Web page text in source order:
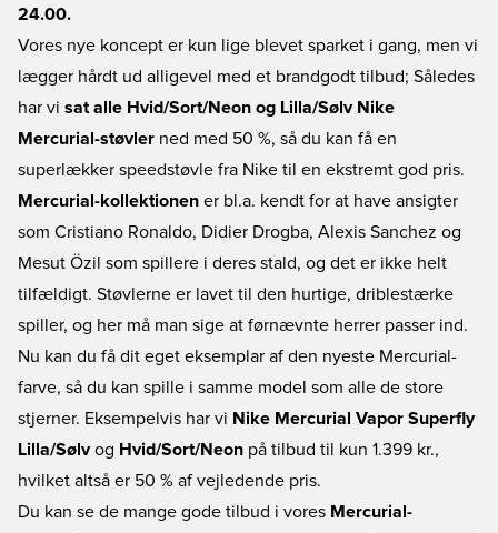
24.00.
Vores nye koncept er kun lige blevet sparket i gang, men vi
lægger hårdt ud alligevel med et brandgodt tilbud; Således
har vi sat alle Hvid/Sort/Neon og Lilla/Sølv Nike
Mercurial-støvler ned med 50 %, så du kan få en
superlækker speedstøvle fra Nike til en ekstremt god pris.
Mercurial-kollektionen er bl.a. kendt for at have ansigter
som Cristiano Ronaldo, Didier Drogba, Alexis Sanchez og
Mesut Özil som spillere i deres stald, og det er ikke helt
tilfældigt. Støvlerne er lavet til den hurtige, driblestærke
spiller, og her må man sige at førnævnte herrer passer ind.
Nu kan du få dit eget eksemplar af den nyeste Mercurial-
farve, så du kan spille i samme model som alle de store
stjerner. Eksempelvis har vi Nike Mercurial Vapor Superfly
Lilla/Sølvog Hvid/Sort/Neon på tilbud til kun 1.399 kr.,
hvilket altså er 50 % af vejledende pris.
Du kan se de mange gode tilbud i vores Mercurial-